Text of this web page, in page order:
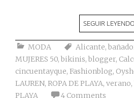
SEGUIR LEYENDO
MODA Alicante,
MUJERES 50, bikinis, blogger,
cincuentayque, Fashionblog,
LAUREN, ROPA DE PLAYA, verano,
PLAYA
4 Comments